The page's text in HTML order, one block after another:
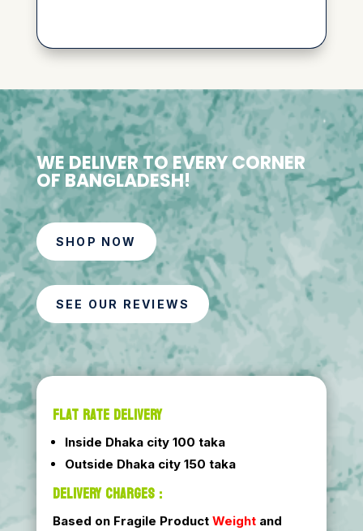
WE DELIVER TO EVERY CORNER
OF BANGLADESH!
SHOP NOW
SEE OUR REVIEWS
FLAT RATE DELIVERY
Inside Dhaka city 100 taka
Outside Dhaka city 150 taka
DELIVERY CHARGES :
Based on Fragile Product Weightand